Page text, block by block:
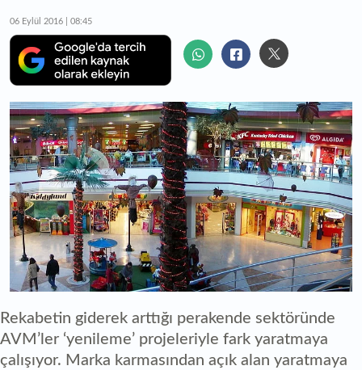
06 Eylül 2016 | 08:45
Rekabetin giderek arttığı perakende sektöründe
AVM’ler ‘yenileme’ projeleriyle fark yaratmaya
çalışıyor. Marka karmasından açık alan yaratmaya